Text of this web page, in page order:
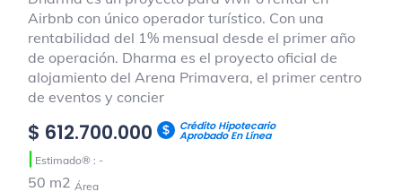
Airbnb con único operador turístico. Con una
rentabilidad del 1% mensual desde el primer año
de operación. Dharma es el proyecto oficial de
alojamiento del Arena Primavera, el primer centro
de eventos y concier
$ 612.700.000 Crédito Hipotecario
Aprobado En Línea
| Estimado® : -
50 m2 Área